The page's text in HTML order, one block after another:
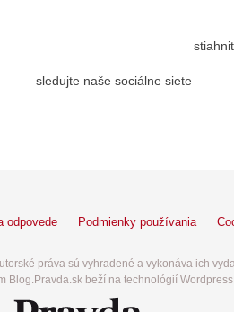
sledujte naše sociálne siete
odpovede Podmienky používania
práva sú vyhradené a vykonáva ich
Blog.Pravda.sk beží na technológií Wordpress.